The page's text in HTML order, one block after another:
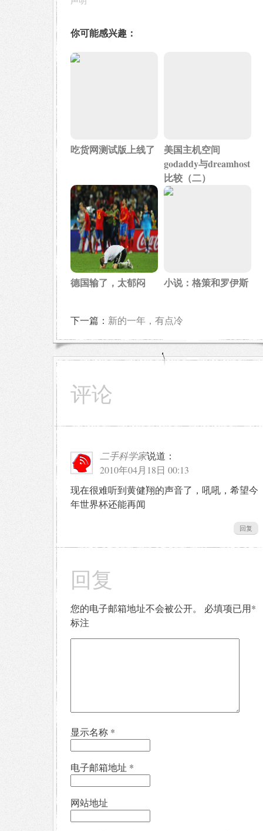
你可能感兴趣：
吃货网测试版上线了
美国主机空间
godaddy与dreamhost
比较（二）
德国输了，太郁闷 小说：格策和罗伊斯
下一篇： 新的一年，有点冷
评论
二手科学家说道：
2010年04月18日 00:13
现在很难听到黄健翔的声音了，吼吼，希望今
年世界杯还能再闻
回复
回复
您的电子邮箱地址不会被公开。 必填项已用*
标注
显示名称 *
电子邮箱地址 *
网站地址